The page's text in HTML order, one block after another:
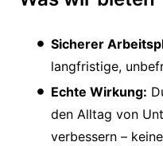
Sicherer
langfristige,
Echte Wirkung:
den Alltag von
verbessern –